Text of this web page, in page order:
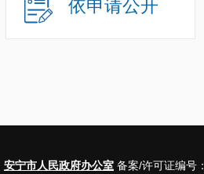
依申请公开
安宁市人民政府办公室 备案/许可证编号：